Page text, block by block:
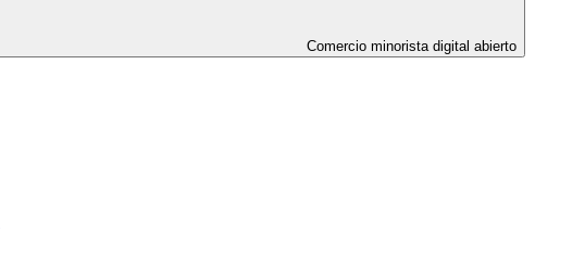
Comercio minorista digital abierto